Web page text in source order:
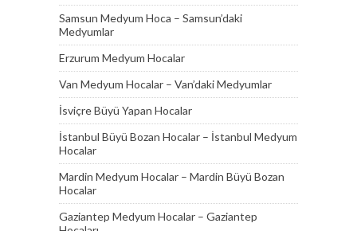
Samsun Medyum Hoca – Samsun’daki
Medyumlar
Erzurum Medyum Hocalar
Van Medyum Hocalar – Van’daki Medyumlar
İsviçre Büyü Yapan Hocalar
İstanbul Büyü Bozan Hocalar – İstanbul Medyum
Hocalar
Mardin Medyum Hocalar – Mardin Büyü Bozan
Hocalar
Gaziantep Medyum Hocalar – Gaziantep